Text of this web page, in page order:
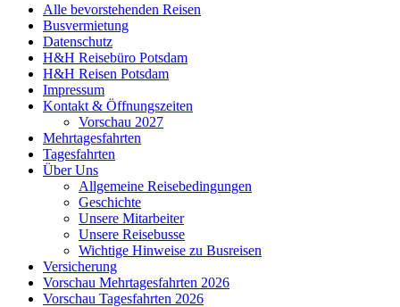
Alle bevorstehenden Reisen
Busvermietung
Datenschutz
H&H Reisebüro Potsdam
H&H Reisen Potsdam
Impressum
Kontakt & Öffnungszeiten
Vorschau 2027
Mehrtagesfahrten
Tagesfahrten
Über Uns
Allgemeine Reisebedingungen
Geschichte
Unsere Mitarbeiter
Unsere Reisebusse
Wichtige Hinweise zu Busreisen
Versicherung
Vorschau Mehrtagesfahrten 2026
Vorschau Tagesfahrten 2026